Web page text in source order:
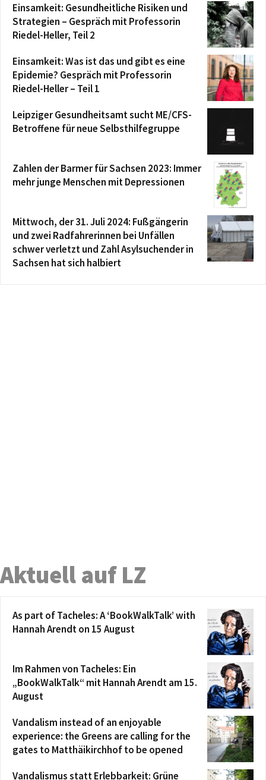
Einsamkeit: Gesundheitliche Risiken und
Strategien – Gespräch mit Professorin
Riedel-Heller, Teil 2
Einsamkeit: Was ist das und gibt es eine
Epidemie? Gespräch mit Professorin
Riedel-Heller – Teil 1
Leipziger Gesundheitsamt sucht ME/CFS-
Betroffene für neue Selbsthilfegruppe
Zahlen der Barmer für Sachsen 2023: Immer
mehr junge Menschen mit Depressionen
Mittwoch, der 31. Juli 2024: Fußgängerin
und zwei Radfahrerinnen bei Unfällen
schwer verletzt und Zahl Asylsuchender in
Sachsen hat sich halbiert
Aktuell auf LZ
As part of Tacheles: A ‘BookWalkTalk’ with
Hannah Arendt on 15 August
Im Rahmen von Tacheles: Ein
„BookWalkTalk“ mit Hannah Arendt am 15.
August
Vandalism instead of an enjoyable
experience: the Greens are calling for the
gates to Matthäikirchhof to be opened
Vandalismus statt Erlebbarkeit: Grüne